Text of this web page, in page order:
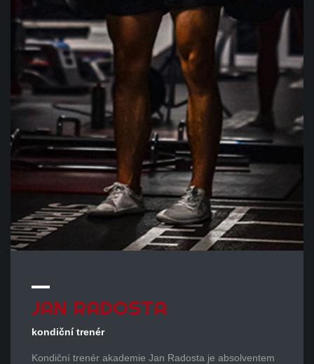
JAN RADOSTA
kondiční trenér
Kondiční trenér akademie Jan Radosta je absolventem